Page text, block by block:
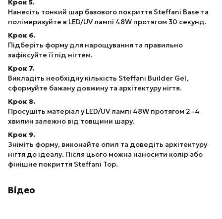
Крок 5.
Нанесіть тонкий шар базового покриття Steffani Base та
полімеризуйте в LED/UV лампі 48W протягом 30 секунд.
Крок 6.
Підберіть форму для нарощування та правильно
зафіксуйте її під нігтем.
Крок 7.
Викладіть необхідну кількість Steffani Builder Gel,
сформуйте бажану довжину та архітектуру нігтя.
Крок 8.
Просушіть матеріал у LED/UV лампі 48W протягом 2–4
хвилин залежно від товщини шару.
Крок 9.
Зніміть форму, виконайте опил та доведіть архітектуру
нігтя до ідеалу. Після цього можна наносити колір або
фінішне покриття Steffani Top.
Відео